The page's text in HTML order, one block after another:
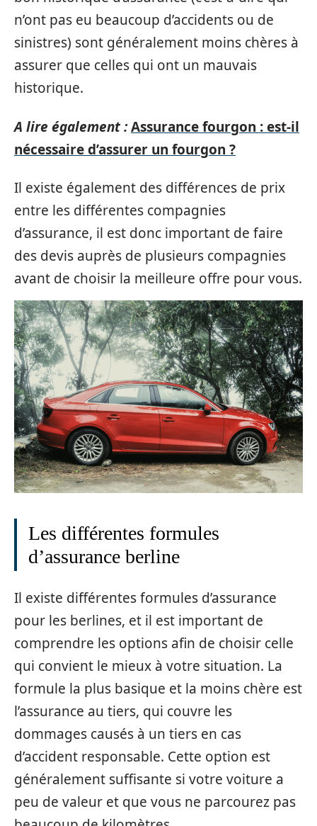
n’ont pas eu beaucoup d’accidents ou de
sinistres) sont généralement moins chères à
assurer que celles qui ont un mauvais
historique.
A lire également :Assurance fourgon : est-il
nécessaire d’assurer un fourgon ?
Il existe également des différences de prix
entre les différentes compagnies
d’assurance, il est donc important de faire
des devis auprès de plusieurs compagnies
avant de choisir la meilleure offre pour vous.
Les différentes formules
d’assurance berline
Il existe différentes formules d’assurance
pour les berlines, et il est important de
comprendre les options afin de choisir celle
qui convient le mieux à votre situation. La
formule la plus basique et la moins chère est
l’assurance au tiers, qui couvre les
dommages causés à un tiers en cas
d’accident responsable. Cette option est
généralement suffisante si votre voiture a
peu de valeur et que vous ne parcourez pas